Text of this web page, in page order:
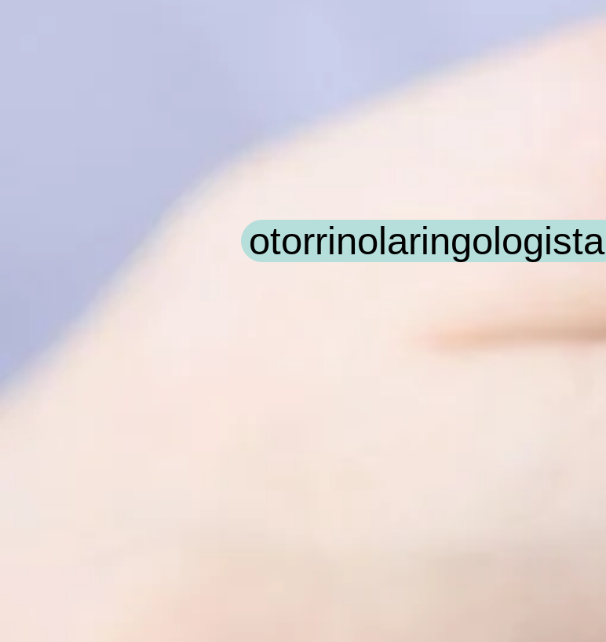
otorrinolaringologista